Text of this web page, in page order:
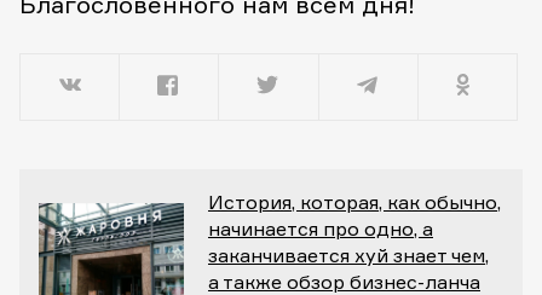
История, которая, как обычно,
начинается про одно, а
заканчивается хуй знает чем,
а также обзор бизнес-ланча